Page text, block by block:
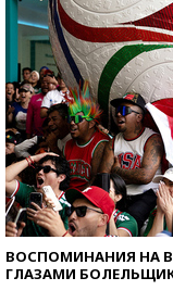
ВОСПОМИНАНИЯ НА
ГЛАЗАМИ